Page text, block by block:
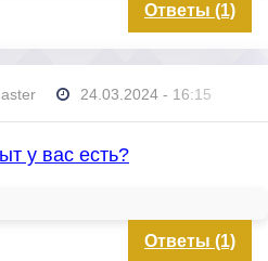
Ответы (1)
24.03.2024 - 16:15
у вас есть?
Ответы (1)